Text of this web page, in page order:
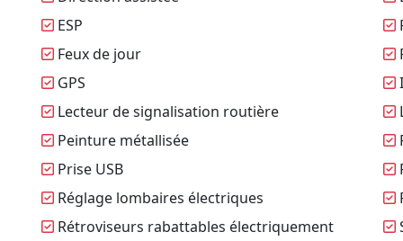
ESP
Feux de jour
GPS
Lecteur de signalisation routière
Peinture métallisée
Prise USB
Réglage lombaires électriques
Rétroviseurs rabattables électriquement